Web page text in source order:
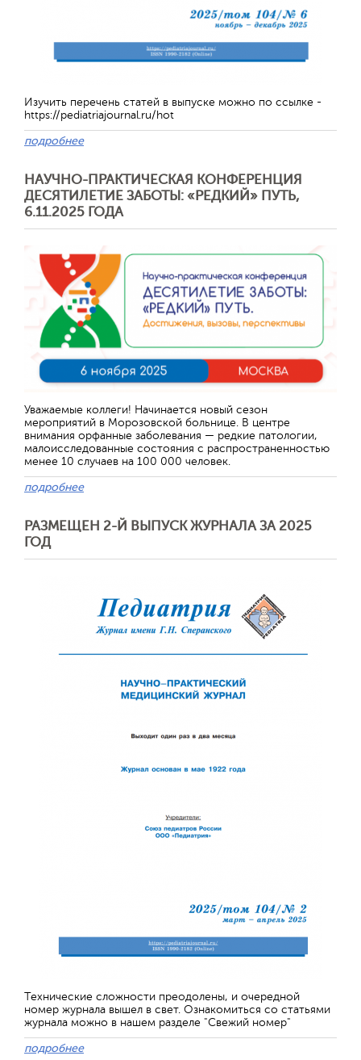
Изучить перечень статей в выпуске можно по ссылке -
https://pediatriajournal.ru/hot
подробнее
НАУЧНО-ПРАКТИЧЕСКАЯ КОНФЕРЕНЦИЯ
ДЕСЯТИЛЕТИЕ ЗАБОТЫ: «РЕДКИЙ» ПУТЬ,
6.11.2025 ГОДА
Уважаемые коллеги! Начинается новый сезон
мероприятий в Морозовской больнице. В центре
внимания орфанные заболевания — редкие патологии,
малоисследованные состояния с распространенностью
менее 10 случаев на 100 000 человек.
подробнее
РАЗМЕЩЕН 2-Й ВЫПУСК ЖУРНАЛА ЗА 2025
ГОД
Технические сложности преодолены, и очередной
номер журнала вышел в свет. Ознакомиться со статьями
журнала можно в нашем разделе "Свежий номер"
подробнее